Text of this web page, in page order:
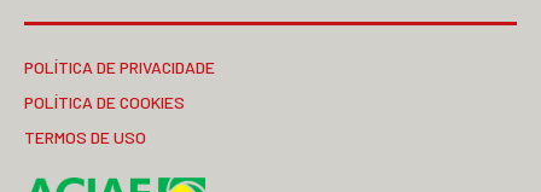
POLÍTICA DE PRIVACIDADE
POLÍTICA DE COOKIES
TERMOS DE USO